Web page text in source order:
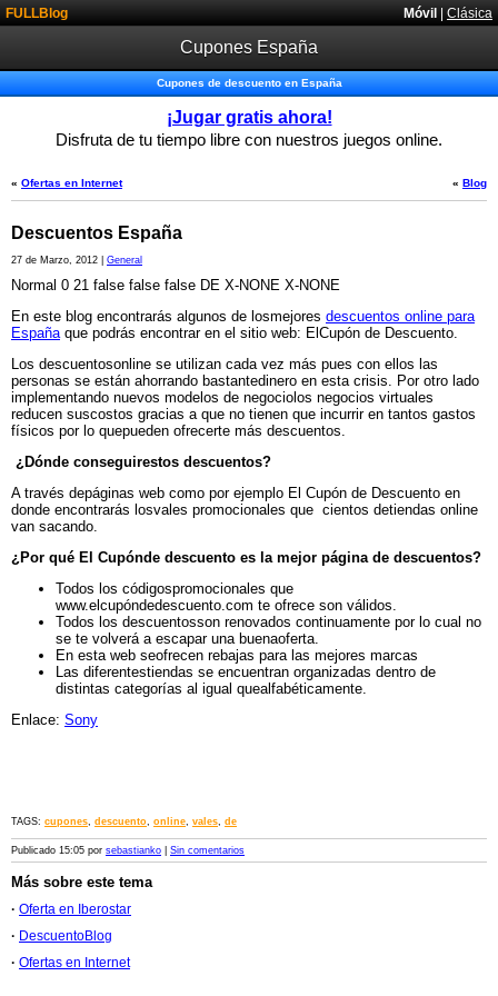
Móvil | Clásica
FULLBlog
Cupones España
Cupones de descuento en España
¡Jugar gratis ahora!
Disfruta de tu tiempo libre con nuestros juegos online.
« Blog
« Ofertas en Internet
Descuentos España
27 de Marzo, 2012 | General
Normal 0 21 false false false DE X-NONE X-NONE
En este blog encontrarás algunos de losmejores descuentos online para
España que podrás encontrar en el sitio web: ElCupón de Descuento.
Los descuentosonline se utilizan cada vez más pues con ellos las
personas se están ahorrando bastantedinero en esta crisis. Por otro lado
implementando nuevos modelos de negociolos negocios virtuales
reducen suscostos gracias a que no tienen que incurrir en tantos gastos
físicos por lo quepueden ofrecerte más descuentos.
¿Dónde conseguirestos descuentos?
A través depáginas web como por ejemplo El Cupón de Descuento en
donde encontrarás losvales promocionales que cientos detiendas online
van sacando.
¿Por qué El Cupónde descuento es la mejor página de descuentos?
Todos los códigospromocionales que
www.elcupóndedescuento.com te ofrece son válidos.
Todos los descuentosson renovados continuamente por lo cual no
se te volverá a escapar una buenaoferta.
En esta web seofrecen rebajas para las mejores marcas
Las diferentestiendas se encuentran organizadas dentro de
distintas categorías al igual quealfabéticamente.
Enlace: Sony
TAGS: cupones descuento online vales de
Publicado 15:05 por sebastianko Sin comentarios
Más sobre este tema
· Oferta en Iberostar
· DescuentoBlog
· Ofertas en Internet